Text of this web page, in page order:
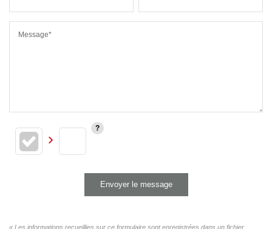
Message*
Envoyer le message
« Les informations recueillies sur ce formulaire sont enregistrées dans un fichier